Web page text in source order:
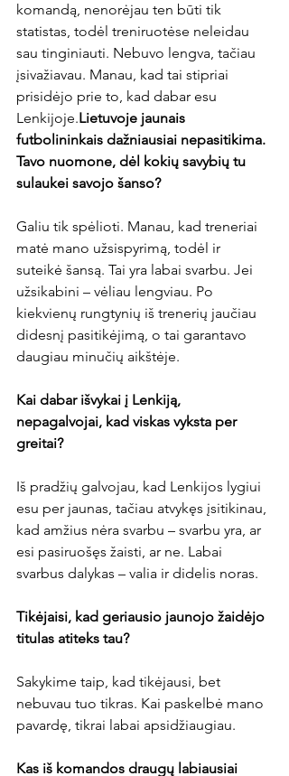
komandą, nenorėjau ten būti tik
statistas, todėl treniruotėse neleidau
sau tinginiauti. Nebuvo lengva, tačiau
įsivažiavau. Manau, kad tai stipriai
prisidėjo prie to, kad dabar esu
Lenkijoje.Lietuvoje jaunais
futbolininkais dažniausiai nepasitikima.
Tavo nuomone, dėl kokių savybių tu
sulaukei savojo šanso?
Galiu tik spėlioti. Manau, kad treneriai
matė mano užsispyrimą, todėl ir
suteikė šansą. Tai yra labai svarbu. Jei
užsikabini – vėliau lengviau. Po
kiekvienų rungtynių iš trenerių jaučiau
didesnį pasitikėjimą, o tai garantavo
daugiau minučių aikštėje.
Kai dabar išvykai į Lenkiją,
nepagalvojai, kad viskas vyksta per
greitai?
Iš pradžių galvojau, kad Lenkijos lygiui
esu per jaunas, tačiau atvykęs įsitikinau,
kad amžius nėra svarbu – svarbu yra, ar
esi pasiruošęs žaisti, ar ne. Labai
svarbus dalykas – valia ir didelis noras.
Tikėjaisi, kad geriausio jaunojo žaidėjo
titulas atiteks tau?
Sakykime taip, kad tikėjausi, bet
nebuvau tuo tikras. Kai paskelbė mano
pavardę, tikrai labai apsidžiaugiau.
Kas iš komandos draugų labiausiai